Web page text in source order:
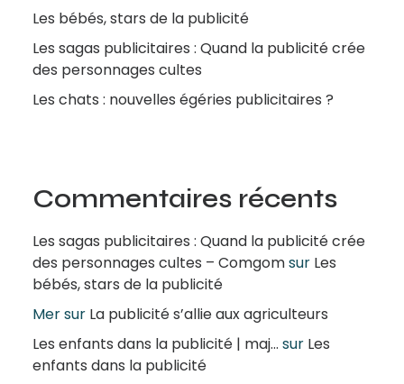
Les bébés, stars de la publicité
Les sagas publicitaires : Quand la publicité crée
des personnages cultes
Les chats : nouvelles égéries publicitaires ?
Commentaires récents
Les sagas publicitaires : Quand la publicité crée
des personnages cultes – Comgomsur Les
bébés, stars de la publicité
Mersur La publicité s’allie aux agriculteurs
Les enfants dans la publicité | maj... sur Les
enfants dans la publicité